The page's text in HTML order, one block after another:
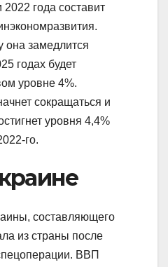
года составит
она замедлится
годах будет
уровне 4%.
сокращаться и
уровня 4,4%
го.
составляющего
из страны после
ВВП